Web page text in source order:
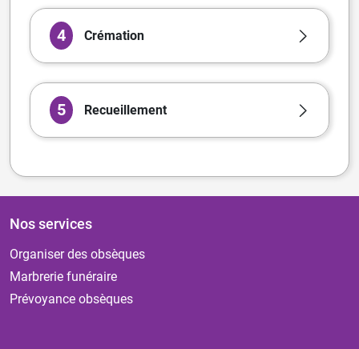
4 Crémation
5 Recueillement
Nos services
Organiser des obsèques
Marbrerie funéraire
Prévoyance obsèques